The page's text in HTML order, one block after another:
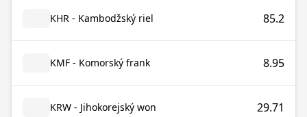
KHR - Kambodžský riel 85.2
KMF - Komorský frank 8.95
KRW - Jihokorejský won 29.71